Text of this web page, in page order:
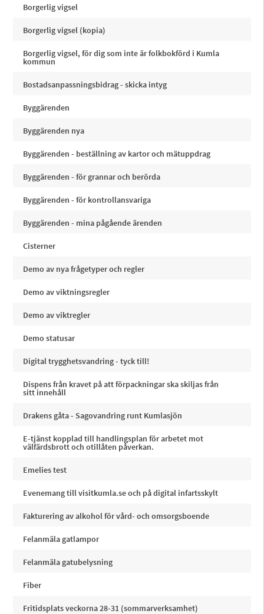
Borgerlig vigsel
Borgerlig vigsel (kopia)
Borgerlig vigsel, för dig som inte är folkbokförd i Kumla
kommun
Bostadsanpassningsbidrag - skicka intyg
Byggärenden
Byggärenden nya
Byggärenden - beställning av kartor och mätuppdrag
Byggärenden - för grannar och berörda
Byggärenden - för kontrollansvariga
Byggärenden - mina pågående ärenden
Cisterner
Demo av nya frågetyper och regler
Demo av viktningsregler
Demo av viktregler
Demo statusar
Digital trygghetsvandring - tyck till!
Dispens från kravet på att förpackningar ska skiljas från
sitt innehåll
Drakens gåta - Sagovandring runt Kumlasjön
E-tjänst kopplad till handlingsplan för arbetet mot
välfärdsbrott och otillåten påverkan.
Emelies test
Evenemang till visitkumla.se och på digital infartsskylt
Fakturering av alkohol för vård- och omsorgsboende
Felanmäla gatlampor
Felanmäla gatubelysning
Fiber
Fritidsplats veckorna 28-31 (sommarverksamhet)